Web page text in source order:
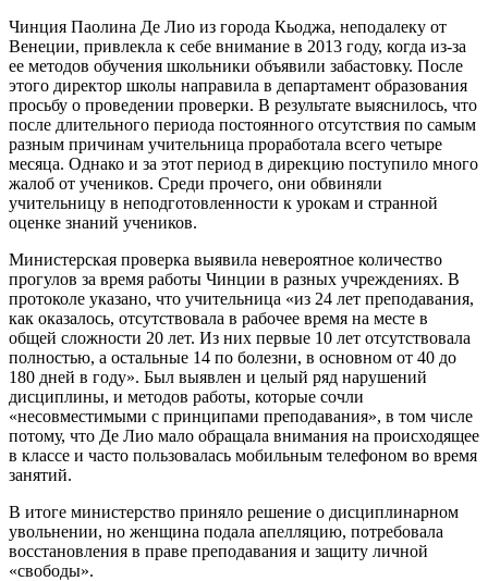
Чинция Паолина Де Лио из города Кьоджа, неподалеку от
Венеции, привлекла к себе внимание в 2013 году, когда из-за
ее методов обучения школьники объявили забастовку. После
этого директор школы направила в департамент образования
просьбу о проведении проверки. В результате выяснилось, что
после длительного периода постоянного отсутствия по самым
разным причинам учительница проработала всего четыре
месяца. Однако и за этот период в дирекцию поступило много
жалоб от учеников. Среди прочего, они обвиняли
учительницу в неподготовленности к урокам и странной
оценке знаний учеников.
Министерская проверка выявила невероятное количество
прогулов за время работы Чинции в разных учреждениях. В
протоколе указано, что учительница «из 24 лет преподавания,
как оказалось, отсутствовала в рабочее время на месте в
общей сложности 20 лет. Из них первые 10 лет отсутствовала
полностью, а остальные 14 по болезни, в основном от 40 до
180 дней в году». Был выявлен и целый ряд нарушений
дисциплины, и методов работы, которые сочли
«несовместимыми с принципами преподавания», в том числе
потому, что Де Лио мало обращала внимания на происходящее
в классе и часто пользовалась мобильным телефоном во время
занятий.
В итоге министерство приняло решение о дисциплинарном
увольнении, но женщина подала апелляцию, потребовала
восстановления в праве преподавания и защиту личной
«свободы».